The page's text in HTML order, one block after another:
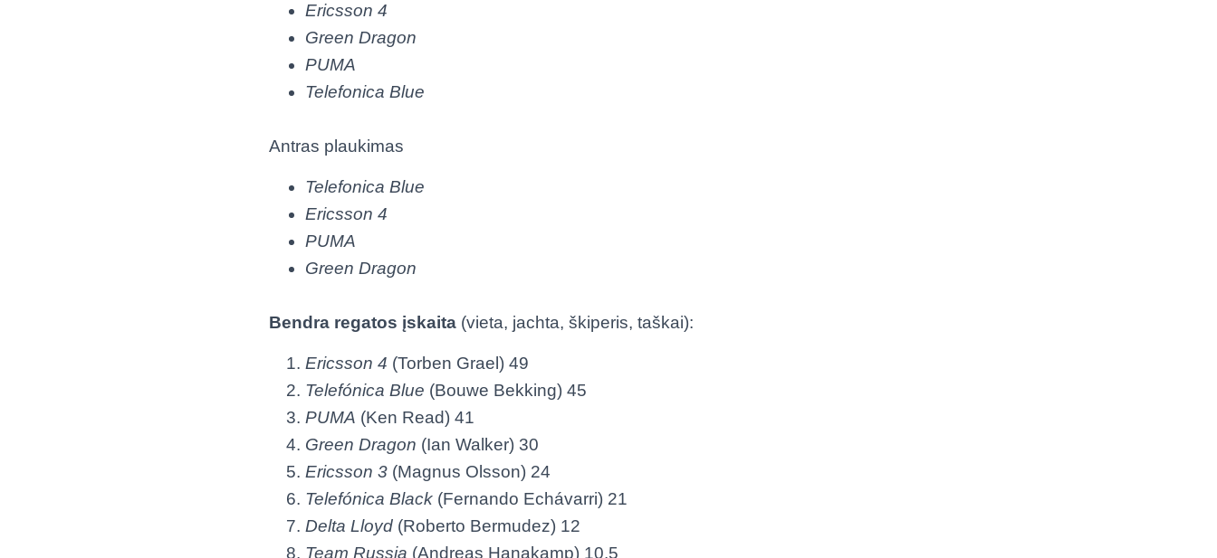
Ericsson 4
Green Dragon
PUMA
Telefonica Blue
Antras plaukimas
Telefonica Blue
Ericsson 4
PUMA
Green Dragon
Bendra regatos įskaita (vieta, jachta, škiperis, taškai):
Ericsson 4 (Torben Grael) 49
Telefónica Blue (Bouwe Bekking) 45
PUMA (Ken Read) 41
Green Dragon (Ian Walker) 30
Ericsson 3 (Magnus Olsson) 24
Telefónica Black (Fernando Echávarri) 21
Delta Lloyd (Roberto Bermudez) 12
Team Russia (Andreas Hanakamp) 10.5